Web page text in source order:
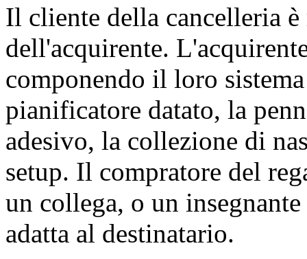
Il cliente della cancelleria
dell'acquirente.
componendo il loro
pianificatore datato, la
adesivo, la collezione di
setup. Il compratore del
un collega, o un
adatta al destinatario.